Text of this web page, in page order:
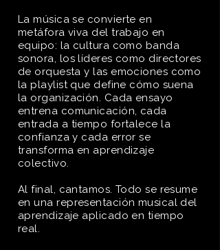
La música se convierte en
metáfora viva del trabajo en
equipo: la cultura como banda
sonora, los líderes como directores
de orquesta y las emociones como
la playlist que define cómo suena
la organización. Cada ensayo
entrena comunicación, cada
entrada a tiempo fortalece la
confianza y cada error se
transforma en aprendizaje
colectivo.
Al final, cantamos. Todo se resume
en una representación musical del
aprendizaje aplicado en tiempo
real.